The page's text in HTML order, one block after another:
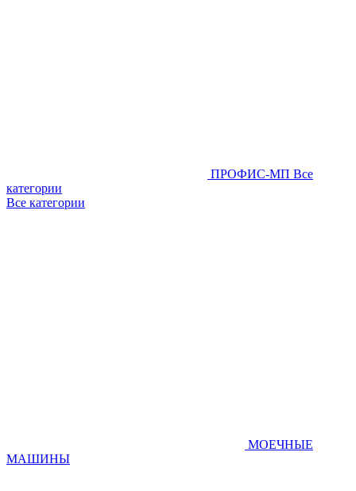
ПРОФИС-МП Все
категории
Все категории
МОЕЧНЫЕ
МАШИНЫ